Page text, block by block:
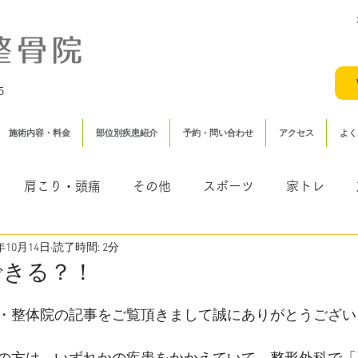
施術内容・料金 部位別疾患紹介 予約・問い合わせ アクセス よ
肩こり・頭痛 その他 スポーツ 家トレ
ち打ち・頸椎捻挫）
る？！
10月14日 読了時間: 2分
整体院の記事をご覧頂きまして誠にありがとうござ